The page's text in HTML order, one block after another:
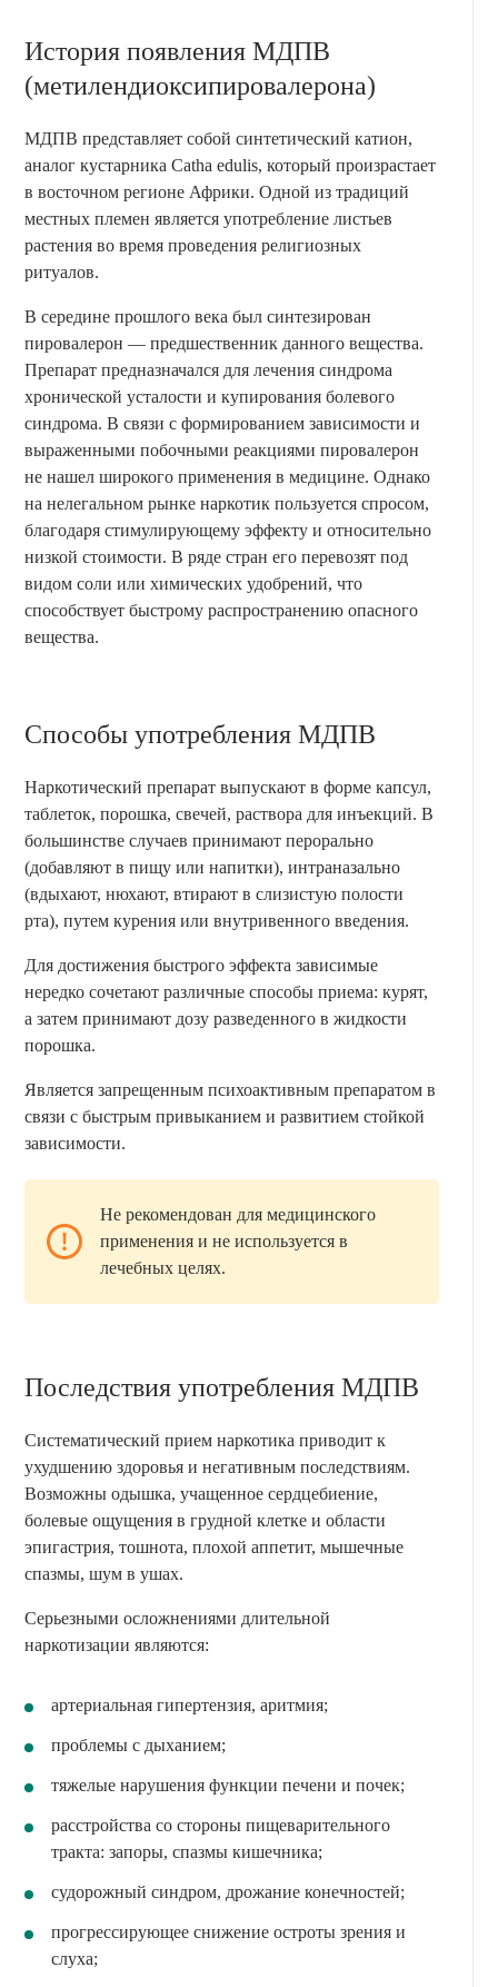
История появления МДПВ
(метилендиоксипировалерона)
МДПВ представляет собой синтетический катион,
аналог кустарника Catha edulis, который произрастает
в восточном регионе Африки. Одной из традиций
местных племен является употребление листьев
растения во время проведения религиозных
ритуалов.
В середине прошлого века был синтезирован
пировалерон — предшественник данного вещества.
Препарат предназначался для лечения синдрома
хронической усталости и купирования болевого
синдрома. В связи с формированием зависимости и
выраженными побочными реакциями пировалерон
не нашел широкого применения в медицине. Однако
на нелегальном рынке наркотик пользуется спросом,
благодаря стимулирующему эффекту и относительно
низкой стоимости. В ряде стран его перевозят под
видом соли или химических удобрений, что
способствует быстрому распространению опасного
вещества.
Способы употребления МДПВ
Наркотический препарат выпускают в форме капсул,
таблеток, порошка, свечей, раствора для инъекций. В
большинстве случаев принимают перорально
(добавляют в пищу или напитки), интраназально
(вдыхают, нюхают, втирают в слизистую полости
рта), путем курения или внутривенного введения.
Для достижения быстрого эффекта зависимые
нередко сочетают различные способы приема: курят,
а затем принимают дозу разведенного в жидкости
порошка.
Является запрещенным психоактивным препаратом в
связи с быстрым привыканием и развитием стойкой
зависимости.
Не рекомендован для медицинского
применения и не используется в
лечебных целях.
Последствия употребления МДПВ
Систематический прием наркотика приводит к
ухудшению здоровья и негативным последствиям.
Возможны одышка, учащенное сердцебиение,
болевые ощущения в грудной клетке и области
эпигастрия, тошнота, плохой аппетит, мышечные
спазмы, шум в ушах.
Серьезными осложнениями длительной
наркотизации являются:
артериальная гипертензия, аритмия;
проблемы с дыханием;
тяжелые нарушения функции печени и почек;
расстройства со стороны пищеварительного
тракта: запоры, спазмы кишечника;
судорожный синдром, дрожание конечностей;
прогрессирующее снижение остроты зрения и
слуха;